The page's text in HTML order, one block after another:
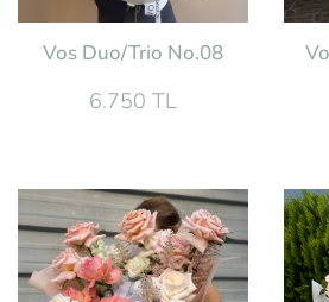
Vos Duo/Trio No.08
6.750 TL